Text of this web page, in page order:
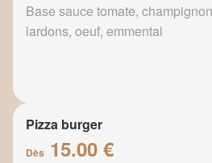
Base sauce tomate,
lardons, oeuf, emmental
Pizza burger
Dès 15.00 €